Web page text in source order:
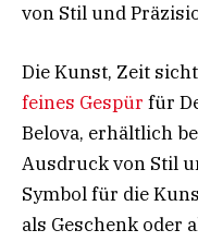
von Stil und
Die Kunst, Zeit
feines Gespür für
Belova, erhältlich
Ausdruck von Stil
Symbol für die
als Geschenk oder